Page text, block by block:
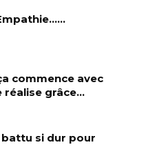
commence avec
réalise grâce…
battu si dur pour